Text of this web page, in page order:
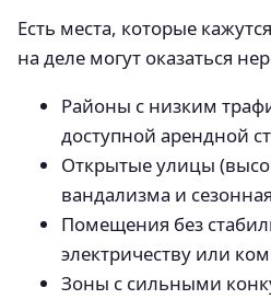
Есть места, которые
на деле могут оказаться
Районы с низким
доступной арендной
Открытые улицы
вандализма и
Помещения без
электричеству или
Зоны с сильными